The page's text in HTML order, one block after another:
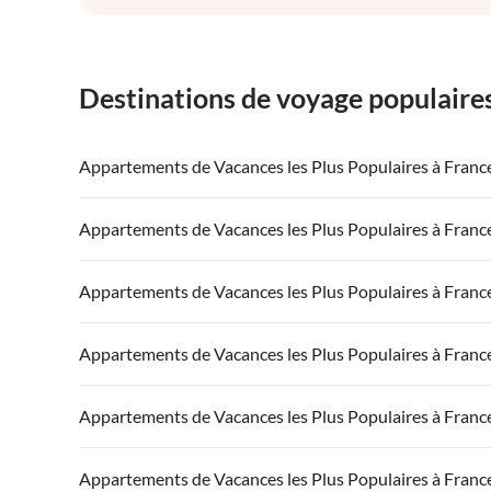
Destinations de voyage
Appartements de Vacances les Plus Populaires à
Appartements de Vacances à France
Appartements de Vacances à Côte atlantique
Appartements de Vacances à Côte d'Azur
Appartements de Vacances les Plus Populaires à
Appartements de Vacances à France
Appartements de Vacances à Côte atlantique
Appartements de Vacances à Côte d'Azur
Appartements de Vacances les Plus Populaires à
Appartements de Vacances à France
Appartements de Vacances à Côte atlantique
Appartements de Vacances à Côte d'Azur
Appartements de Vacances les Plus Populaires à
Appartements de Vacances à France
Appartements de Vacances à Côte atlantique
Appartements de Vacances les Plus Populaires à
Appartements de Vacances à France
Appartements de Vacances les Plus Populaires à